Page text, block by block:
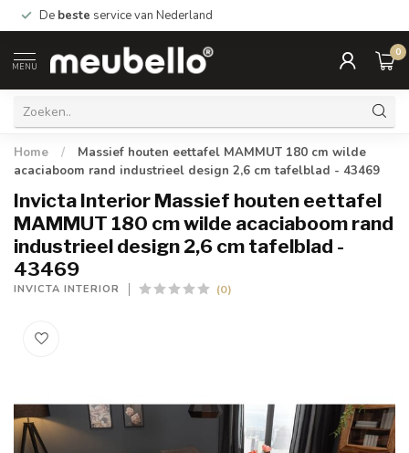
De beste service van Nederland
MENU
0
Home /
Massief houten eettafel MAMMUT 180 cm wilde
acaciaboom rand industrieel design 2,6 cm tafelblad - 43469
Invicta Interior Massief houten eettafel
MAMMUT 180 cm wilde acaciaboom rand
industrieel design 2,6 cm tafelblad -
43469
INVICTA INTERIOR (0)